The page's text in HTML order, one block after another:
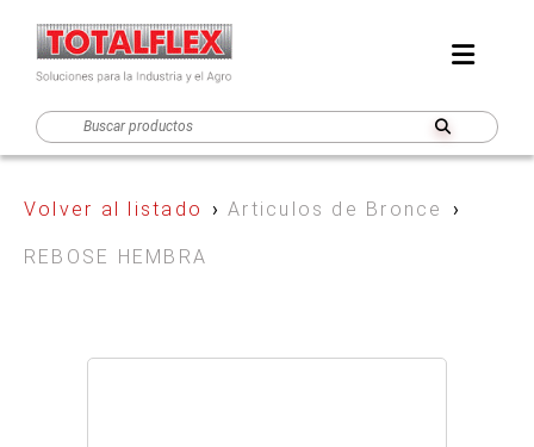
Volver al listado ›Articulos de Bronce ›
REBOSE HEMBRA